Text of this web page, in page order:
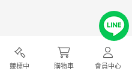
競標中 購物車 會員中心